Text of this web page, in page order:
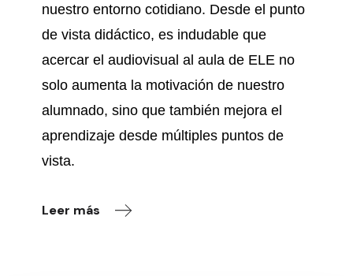
nuestro entorno cotidiano. Desde el punto
de vista didáctico, es indudable que
acercar el audiovisual al aula de ELE no
solo aumenta la motivación de nuestro
alumnado, sino que también mejora el
aprendizaje desde múltiples puntos de
vista.
Leer más